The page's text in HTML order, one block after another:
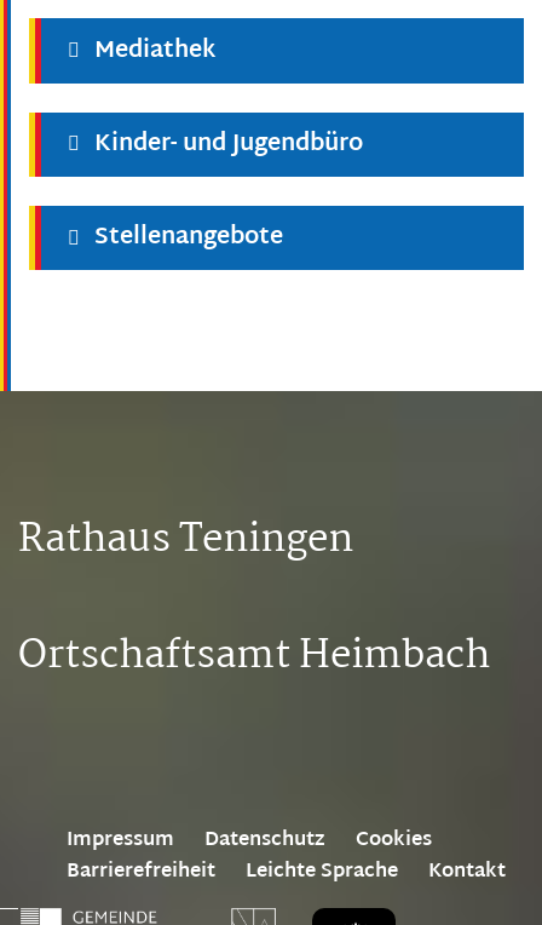
Mediathek
Kinder- und Jugendbüro
Stellenangebote
Rathaus Teningen
Ortschaftsamt Heimbach
Impressum Datenschutz
Cookies
Barrierefreiheit
Leichte Sprache Kontakt